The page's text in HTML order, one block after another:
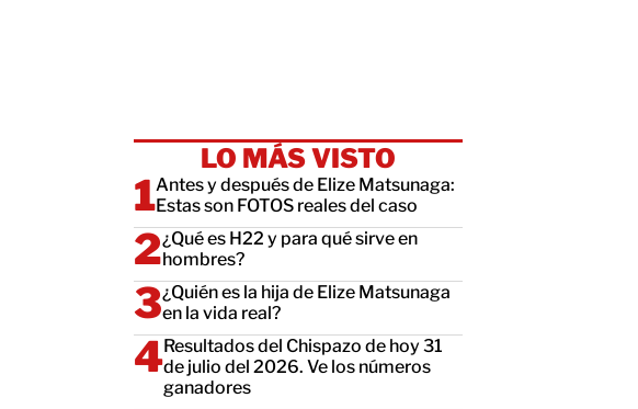
LO MÁS VISTO
Antes y después de Elize Matsunaga:
Estas son FOTOS reales del caso
¿Qué es H22 y para qué sirve en
hombres?
¿Quién es la hija de Elize Matsunaga
en la vida real?
Resultados del Chispazo de hoy 31
de julio del 2026. Ve los números
ganadores